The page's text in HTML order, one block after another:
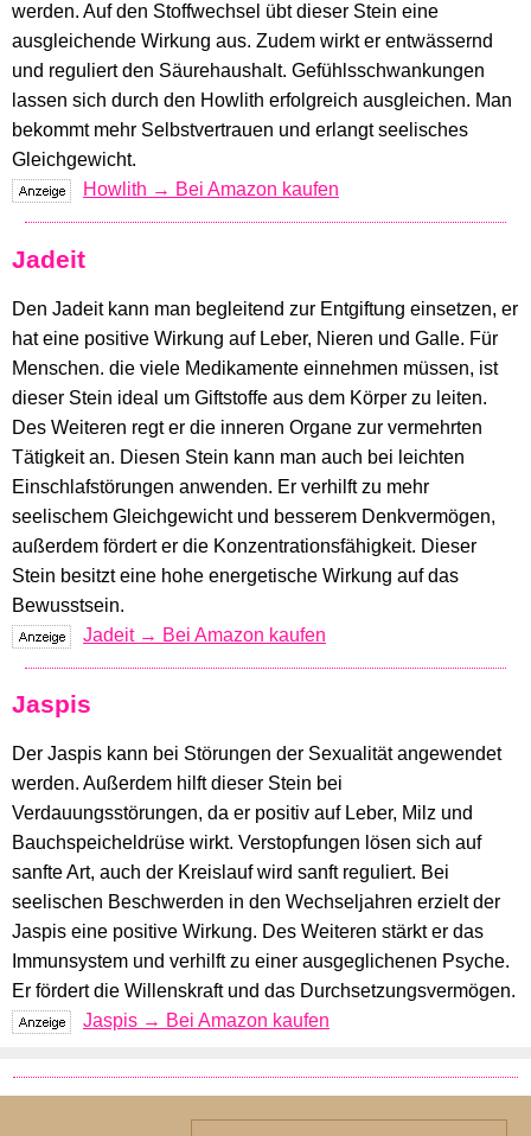
werden. Auf den Stoffwechsel übt dieser Stein eine
ausgleichende Wirkung aus. Zudem wirkt er entwässernd
und reguliert den Säurehaushalt. Gefühlsschwankungen
lassen sich durch den Howlith erfolgreich ausgleichen. Man
bekommt mehr Selbstvertrauen und erlangt seelisches
Gleichgewicht.
Howlith → Bei Amazon kaufen
Jadeit
Den Jadeit kann man begleitend zur Entgiftung einsetzen, er
hat eine positive Wirkung auf Leber, Nieren und Galle. Für
Menschen. die viele Medikamente einnehmen müssen, ist
dieser Stein ideal um Giftstoffe aus dem Körper zu leiten.
Des Weiteren regt er die inneren Organe zur vermehrten
Tätigkeit an. Diesen Stein kann man auch bei leichten
Einschlafstörungen anwenden. Er verhilft zu mehr
seelischem Gleichgewicht und besserem Denkvermögen,
außerdem fördert er die Konzentrationsfähigkeit. Dieser
Stein besitzt eine hohe energetische Wirkung auf das
Bewusstsein.
Jadeit → Bei Amazon kaufen
Jaspis
Der Jaspis kann bei Störungen der Sexualität angewendet
werden. Außerdem hilft dieser Stein bei
Verdauungsstörungen, da er positiv auf Leber, Milz und
Bauchspeicheldrüse wirkt. Verstopfungen lösen sich auf
sanfte Art, auch der Kreislauf wird sanft reguliert. Bei
seelischen Beschwerden in den Wechseljahren erzielt der
Jaspis eine positive Wirkung. Des Weiteren stärkt er das
Immunsystem und verhilft zu einer ausgeglichenen Psyche.
Er fördert die Willenskraft und das Durchsetzungsvermögen.
Jaspis → Bei Amazon kaufen